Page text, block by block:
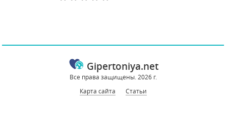
Gipertoniya.net
Все права защищены. 2026 г.
Карта сайта
Статьи